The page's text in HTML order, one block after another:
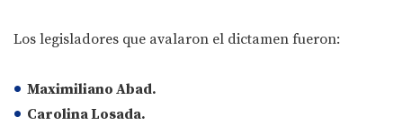
Los legisladores que avalaron el dictamen fueron:
Maximiliano Abad.
Carolina Losada.